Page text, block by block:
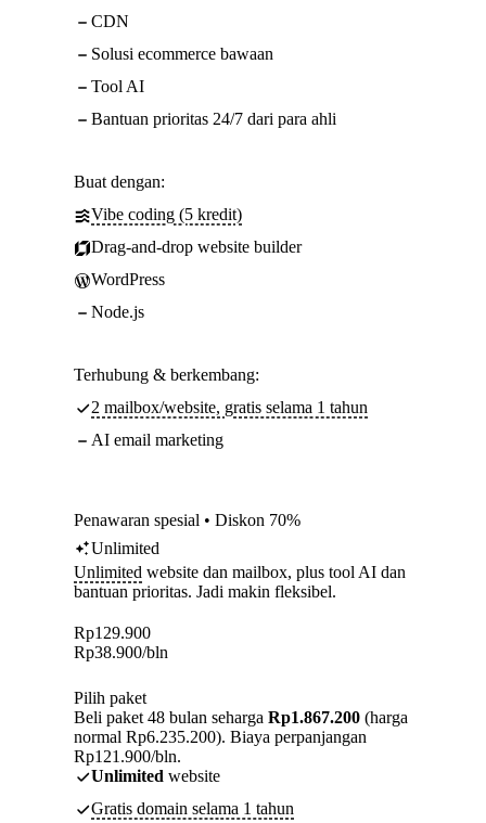
CDN
Solusi ecommerce bawaan
Tool AI
Bantuan prioritas 24/7 dari para ahli
Buat dengan:
Vibe coding (5 kredit)
Drag-and-drop website builder
WordPress
Node.js
Terhubung & berkembang:
2 mailbox/website, gratis selama 1 tahun
AI email marketing
Penawaran spesial • Diskon 70%
Unlimited
Unlimited website dan mailbox, plus tool AI dan
bantuan prioritas. Jadi makin fleksibel.
Rp129.900
Rp38.900/bln
Pilih paket
Beli paket 48 bulan seharga Rp1.867.200 (harga
normal Rp6.235.200). Biaya perpanjangan
Rp121.900/bln.
Unlimited website
Gratis domain selama 1 tahun